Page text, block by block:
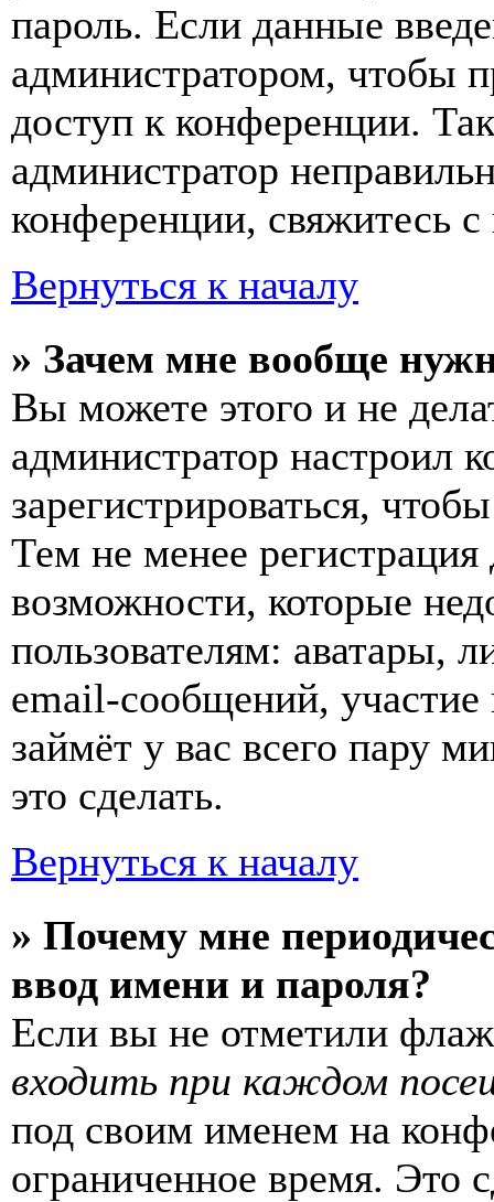
пароль. Если данные
администратором, чтобы
доступ к конференции.
администратор
конференции, свяжитесь
Вернуться к началу
» Зачем мне вообще
Вы можете этого и не
администратор
зарегистрироваться,
Тем не менее
возможности, которые
пользователям: аватары,
email-сообщений, участие
займёт у вас всего пару
это сделать.
Вернуться к началу
» Почему мне
ввод имени и пароля?
Если вы не отметили
входить при каждом
под своим именем на
ограниченное время. Это